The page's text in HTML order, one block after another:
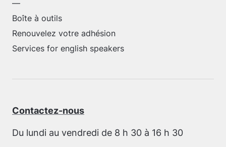
—
Boîte à outils
Renouvelez votre adhésion
Services for english speakers
Contactez-nous
Du lundi au vendredi de 8 h 30 à 16 h 30